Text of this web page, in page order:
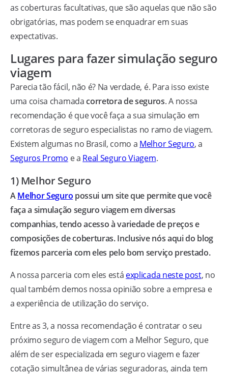
as coberturas facultativas, que são aquelas que não são
obrigatórias, mas podem se enquadrar em suas
expectativas.
Lugares para fazer simulação seguro
viagem
Parecia tão fácil, não é? Na verdade, é. Para isso existe
uma coisa chamadacorretora de seguros. A nossa
recomendação é que você faça a sua simulação em
corretoras de seguro especialistas no ramo de viagem.
Existem algumas no Brasil, como a Melhor Seguro, a
Seguros Promo e a Real Seguro Viagem.
1) Melhor Seguro
AMelhor Seguro possui um site que permite que você
faça a simulação seguro viagem em diversas
companhias, tendo acesso à variedade de preços e
composições de coberturas. Inclusive nós aqui do blog
fizemos parceria com eles pelo bom serviço prestado.
A nossa parceria com eles está explicada neste post, no
qual também demos nossa opinião sobre a empresa e
a experiência de utilização do serviço.
Entre as 3, a nossa recomendação é contratar o seu
próximo seguro de viagem com a Melhor Seguro, que
além de ser especializada em seguro viagem e fazer
cotação simultânea de várias seguradoras, ainda tem